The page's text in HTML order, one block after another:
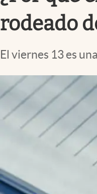
PC y mobile
rodeado
El viernes 13 es